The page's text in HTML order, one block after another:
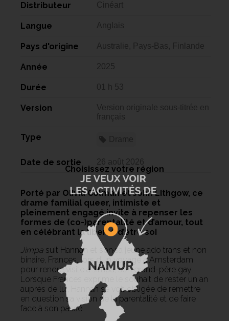
Distributeur Cinéart
Langue Anglais
Pays d'origine Australie, Pays-Bas, Finlande
Année 2025
Durée 01 h 53
Version
Version originale sous-titrée en
français
Type
Date de sortie 26 août 2026
Porté par Olivia Colman et John Lithgow, ce
drame familial queer, intimiste et
pleinement engagé invite à repenser les
formes de (co-)parentalité et d’amour, tout
en célébrant la liberté d’être soi
Jimpa suit Hannah et son·sa jeune ado trans et non
binaire, Frances, lors d’un voyage à Amsterdam
pour rendre visite à Jimpa, son grand-père gay.
Lorsque Frances exprime le souhait de rester un an
auprès de lui, Hannah se voit obligée de remettre
en question sa vision de la parentalité et de faire
face à son passé.
Choisissez votre région